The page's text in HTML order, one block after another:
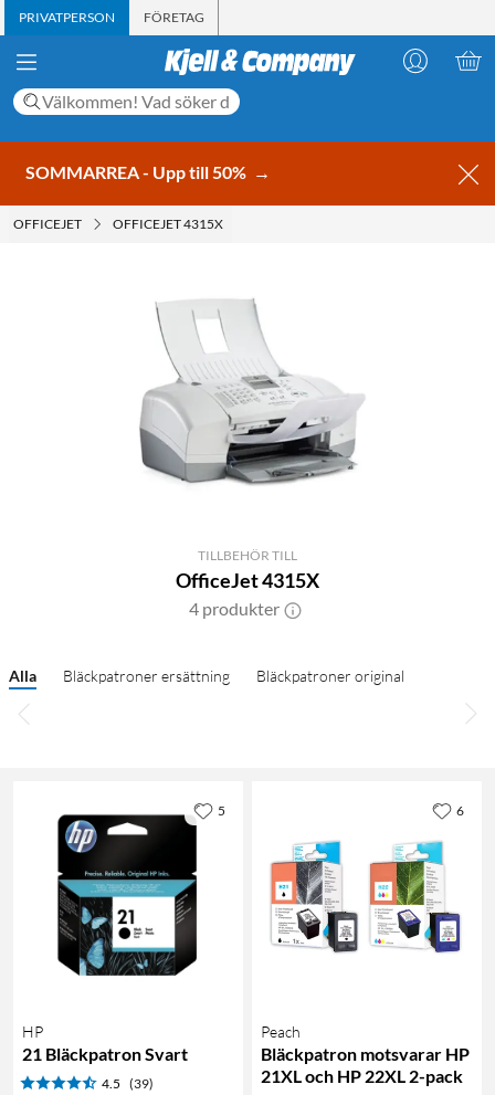
PRIVATPERSON FÖRETAG
SOMMARREA - Upp till 50% →
OFFICEJET OFFICEJET 4315X
TILLBEHÖR TILL
OfficeJet 4315X
4 produkter
Alla Bläckpatroner ersättning Bläckpatroner original
HP
21 Bläckpatron Svart
4.5 (39)
5
Peach
Bläckpatron motsvarar HP
21XL och HP 22XL 2-pack
6